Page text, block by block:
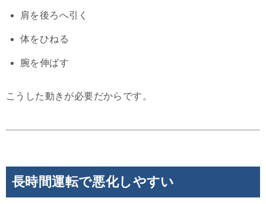
肩を後ろへ引く
体をひねる
腕を伸ばす
こうした動きが必要だからです。
長時間運転で悪化しやすい